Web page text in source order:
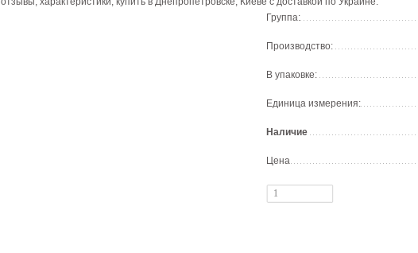
Группа:
Производство:
В упаковке:
Единица измерения:
Наличие
Цена